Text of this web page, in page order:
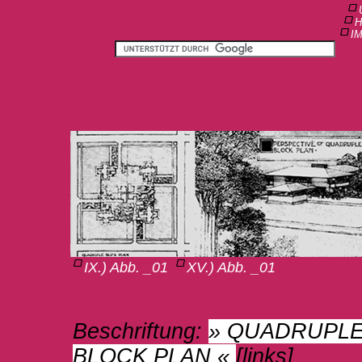
IX.) Abb. _01 XV.) Abb. _01
Beschriftung: »
BLOCK PLAN « [links]